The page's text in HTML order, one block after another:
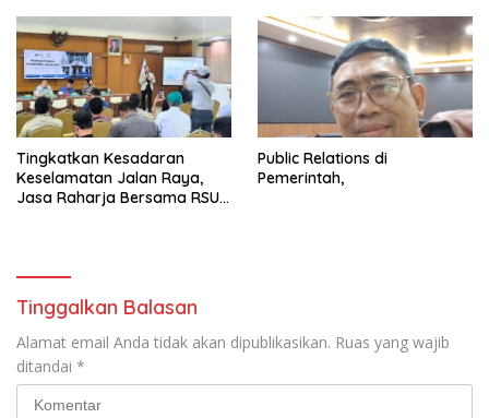
Tingkatkan Kesadaran
Keselamatan Jalan Raya,
Jasa Raharja Bersama RSU
Public Relations di
Pemerintah,
Tinggalkan Balasan
Alamat email Anda tidak akan dipublikasikan. Ruas yang wajib
ditandai *